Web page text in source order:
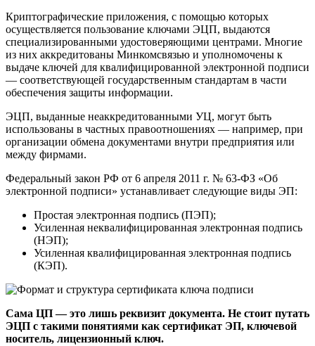
Криптографические приложения, с помощью которых
осуществляется пользование ключами ЭЦП, выдаются
специализированными удостоверяющими центрами. Многие
из них аккредитованы Минкомсвязью и уполномочены к
выдаче ключей для квалифицированной электронной подписи
— соответствующей государственным стандартам в части
обеспечения защиты информации.
ЭЦП, выданные неаккредитованными УЦ, могут быть
использованы в частных правоотношениях — например, при
организации обмена документами внутри предприятия или
между фирмами.
Федеральный закон РФ от 6 апреля 2011 г. № 63-ФЗ «Об
электронной подписи» устанавливает следующие виды ЭП:
Простая электронная подпись (ПЭП);
Усиленная неквалифицированная электронная подпись
(НЭП);
Усиленная квалифицированная электронная подпись
(КЭП).
Сама ЦП — это лишь реквизит документа. Не стоит путать
ЭЦП с такими понятиями как сертификат ЭП, ключевой
носитель, лицензионный ключ.